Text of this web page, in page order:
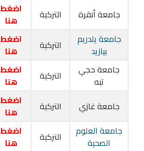
جامعة أنقرة
التركية
اضغط
هنا
جامعة يلدريم
بيازيد
التركية
اضغط
هنا
جامعة حجي
تبه
التركية
اضغط
هنا
جامعة غازي
التركية
اضغط
هنا
جامعة العلوم
الصحية
التركية
اضغط
هنا